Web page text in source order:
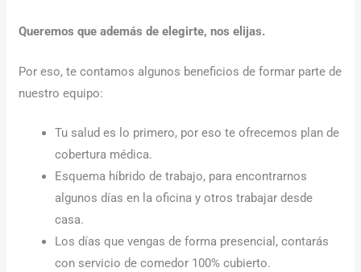
Queremos que además de elegirte, nos elijas.
Por eso, te contamos algunos beneficios de formar parte de
nuestro equipo:
Tu salud es lo primero, por eso te ofrecemos plan de
cobertura médica.
Esquema híbrido de trabajo, para encontrarnos
algunos días en la oficina y otros trabajar desde
casa.
Los días que vengas de forma presencial, contarás
con servicio de comedor 100% cubierto.